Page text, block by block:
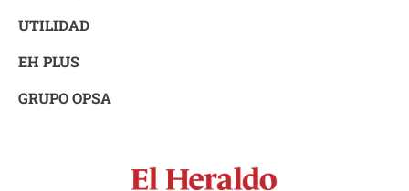
UTILIDAD
EH PLUS
GRUPO OPSA